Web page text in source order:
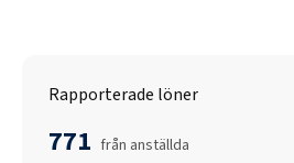
Rapporterade löner
771 från anställda